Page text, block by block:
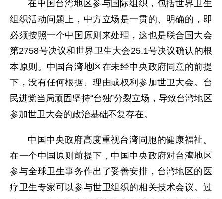
在中国台湾地区参与国际组织，包括世界卫生
组织活动问题上，中方立场是一贯的、明确的，即
必须按照一个中国原则来处理，这也是联合国大会
第2758号决议和世界卫生大会25.1号决议确认的根
本原则。中国台湾地区在未经中央政府同意的前提
下，没有任何根据、理由或权利参加世卫大会。台
民进党当局顽固坚持“台独”分裂立场，导致台湾地区
参加世卫大会的政治基础不复存在。
中国中央政府高度重视台湾同胞的健康福祉。
在一个中国原则前提下，中国中央政府对台湾地区
参与全球卫生事务作出了妥善安排，台湾地区的医
疗卫生专家可以参与世卫组织的相关技术会议。过